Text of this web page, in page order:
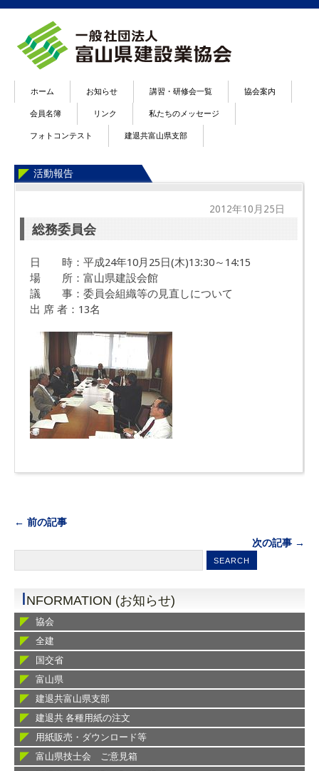
ホーム お知らせ 講習・研修会一覧 協会案内
会員名簿 リンク 私たちのメッセージ
フォトコンテスト 建退共富山県支部
活動報告
2012年10月25日
総務委員会
日 時：平成24年10月25日(木)13:30～14:15
場 所：富山県建設会館
議 事：委員会組織等の見直しについて
出 席 者：13名
← 前の記事
次の記事 →
INFORMATION (お知らせ)
協会
全建
国交省
富山県
建退共富山県支部
建退共 各種用紙の注文
用紙販売・ダウンロード等
富山県技士会 ご意見箱